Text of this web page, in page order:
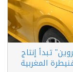
تبدأ إنتاج
المغربية